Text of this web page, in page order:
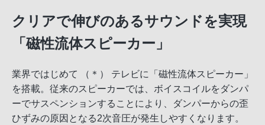
クリアで伸びのあるサウンドを実現
「磁性流体スピーカー」
業界ではじめて （＊） テレビに「磁性流体スピーカー」
を搭載。従来のスピーカーでは、ボイスコイルをダンパ
ーでサスペンションすることにより、ダンパーからの歪
ひずみの原因となる2次音圧が発生しやすくなります。